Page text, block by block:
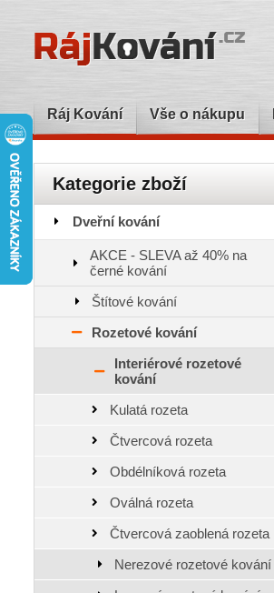
Ráj Kování Vše o nákupu
Kategorie zboží
Dveřní kování
AKCE - SLEVA až 40% na
černé kování
Štítové kování
Rozetové kování
Interiérové rozetové
kování
Kulatá rozeta
Čtvercová rozeta
Obdélníková rozeta
Oválná rozeta
Čtvercová zaoblená rozeta
Nerezové rozetové kování